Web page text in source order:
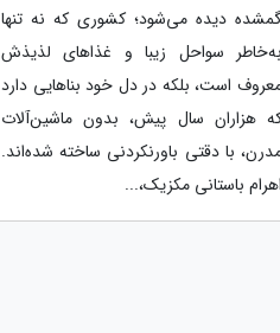
دیده می‌شود؛ کشوری که نه تنها
به‌خاطر سواحل زیبا و غذاهای لذیذش
است، بلکه در دل خود بناهایی دارد
هزاران سال پیش، بدون ماشین‌آلات
با دقتی باورنکردنی ساخته شده‌اند.
اهرام باستانی مکزیک،...